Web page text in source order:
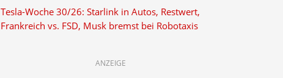
Tesla-Woche 30/26: Starlink in Autos, Restwert,
Frankreich vs. FSD, Musk bremst bei Robotaxis
ANZEIGE